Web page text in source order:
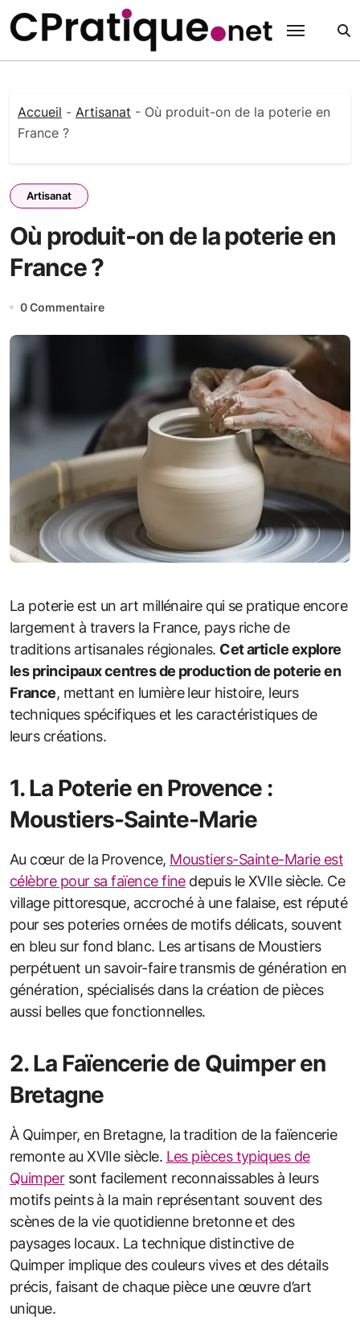
au
contenu
Accueil - Artisanat - Où produit-on de la poterie en
France ?
Artisanat
Où produit-on de la poterie en
France ?
0 Commentaire
La poterie est un art millénaire qui se pratique encore
largement à travers la France, pays riche de
traditions artisanales régionales. Cet article explore
les principaux centres de production de poterie en
France, mettant en lumière leur histoire, leurs
techniques spécifiques et les caractéristiques de
leurs créations.
1. La Poterie en Provence :
Moustiers-Sainte-Marie
Au cœur de la Provence, Moustiers-Sainte-Marie est
célèbre pour sa faïence finedepuis le XVIIe siècle. Ce
village pittoresque, accroché à une falaise, est réputé
pour ses poteries ornées de motifs délicats, souvent
en bleu sur fond blanc. Les artisans de Moustiers
perpétuent un savoir-faire transmis de génération en
génération, spécialisés dans la création de pièces
aussi belles que fonctionnelles.
2. La Faïencerie de Quimper en
Bretagne
À Quimper, en Bretagne, la tradition de la faïencerie
remonte au XVIIe siècle. Les pièces typiques de
Quimpersont facilement reconnaissables à leurs
motifs peints à la main représentant souvent des
scènes de la vie quotidienne bretonne et des
paysages locaux. La technique distinctive de
Quimper implique des couleurs vives et des détails
précis, faisant de chaque pièce une œuvre d’art
unique.